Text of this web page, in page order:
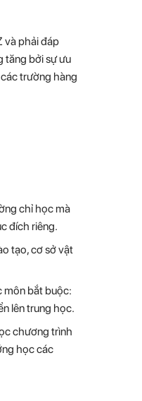
và phải đáp
tăng bởi sự ưu
trường hàng
chỉ học mà
đích riêng.
tạo, cơ sở vật
môn bắt buộc:
lên trung học.
chương trình
học các